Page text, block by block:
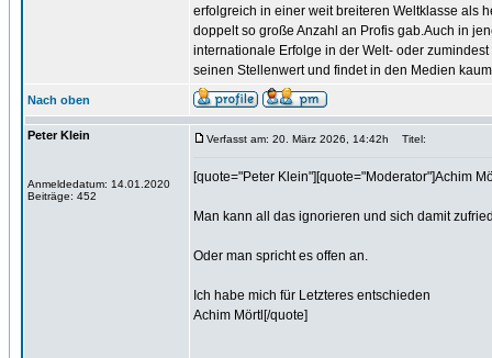
erfolgreich in einer weit breiteren Weltklasse als
doppelt so große Anzahl an Profis gab.Auch in
internationale Erfolge in der Welt- oder
seinen Stellenwert und findet in den Medien
Nach oben
Peter Klein
Anmeldedatum: 14.01.2020
Beiträge: 452
Verfasst am: 20. März 2026, 14:42h Titel:
[quote="Peter Klein"][quote="Moderator"]Achim
Man kann all das ignorieren und sich damit
Oder man spricht es offen an.
Ich habe mich für Letzteres entschieden
Achim Mörtl[/quote]